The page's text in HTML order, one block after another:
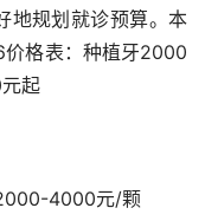
地规划就诊预算。本
格表：种植牙2000
起
2000-4000元/颗